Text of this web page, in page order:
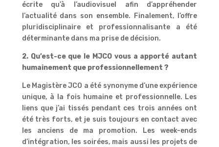
écrite qu’à l’audiovisuel afin d’appréhender
l’actualité dans son ensemble. Finalement, l’offre
pluridisciplinaire et professionnalisante a été
déterminante dans ma prise de décision.
2. Qu’est-ce que le MJCO vous a apporté autant
humainement que professionnellement ?
Le Magistère JCO a été synonyme d’une expérience
unique, à la fois humaine et professionnelle. Les
liens que j’ai tissés pendant ces trois années ont
été très forts, et je suis toujours en contact avec
les anciens de ma promotion. Les week-ends
d’intégration, les soirées, mais aussi les projets de